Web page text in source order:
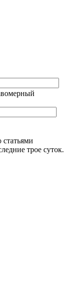
трое суток.